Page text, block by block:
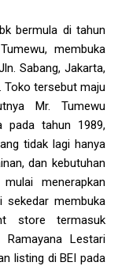
bermula di tahun
membuka
Sabang, Jakarta,
Toko tersebut maju
Mr. Tumewu
pada tahun 1989,
tidak lagi hanya
dan kebutuhan
menerapkan
sekedar membuka
store termasuk
Lestari
listing di BEI pada